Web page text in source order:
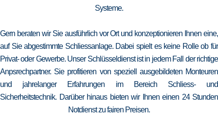
Systeme.
Gern beraten wir Sie ausführlich vor Ort und konzeptionieren Ihnen eine,
auf Sie abgestimmte Schliessanlage. Dabei spielt es keine Rolle ob für
Privat- oder Gewerbe. Unser Schlüsseldienst ist in jedem Fall der richtige
Anpsrechpartner. Sie profitieren von speziell ausgebildeten Monteuren
und jahrelanger Erfahrungen im Bereich Schliess- und
Sicherheitstechnik. Darüber hinaus bieten wir Ihnen einen 24 Stunden
Notdienst zu fairen Preisen.